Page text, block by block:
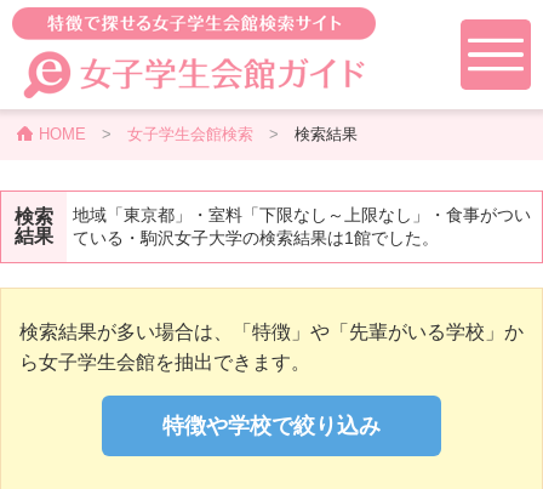
HOME > 女子学生会館検索> 検索結果
検索
結果
地域「東京都」・室料「下限なし～上限なし」・食事がつい
ている・駒沢女子大学の検索結果は1館でした。
検索結果が多い場合は、「特徴」や「先輩がいる学校」か
ら女子学生会館を抽出できます。